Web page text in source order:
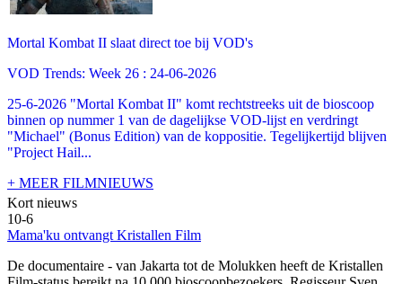
Mortal Kombat II slaat direct toe bij VOD's
VOD Trends: Week 26 : 24-06-2026
25-6-2026 "Mortal Kombat II" komt rechtstreeks uit de bioscoop
binnen op nummer 1 van de dagelijkse VOD-lijst en verdringt
"Michael" (Bonus Edition) van de koppositie. Tegelijkertijd blijven
"Project Hail...
+ MEER FILMNIEUWS
Kort nieuws
10-6
Mama'ku ontvangt Kristallen Film
De documentaire - van Jakarta tot de Molukken heeft de Kristallen